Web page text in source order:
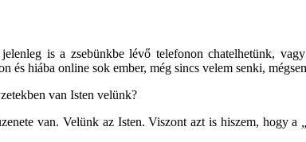
is a zsebünkbe lévő telefonon chatelhetünk,
hiába online sok ember, még sincs velem senki,
van Isten velünk?
van. Velünk az Isten. Viszont azt is hiszem, hogy a